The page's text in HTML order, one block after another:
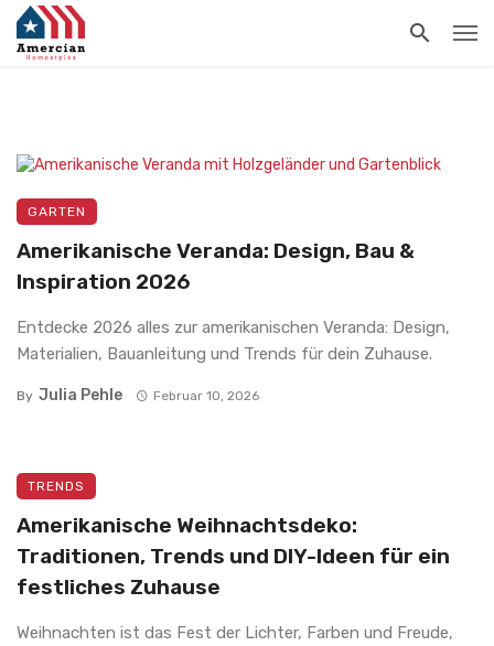
GARTEN
Amerikanische Veranda: Design, Bau &
Inspiration 2026
Entdecke 2026 alles zur amerikanischen Veranda: Design,
Materialien, Bauanleitung und Trends für dein Zuhause.
By Julia Pehle Februar 10, 2026
TRENDS
Amerikanische Weihnachtsdeko:
Traditionen, Trends und DIY-Ideen für ein
festliches Zuhause
Weihnachten ist das Fest der Lichter, Farben und Freude,